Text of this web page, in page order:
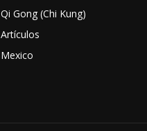
Qi Gong (Chi Kung)
Artículos
Mexico